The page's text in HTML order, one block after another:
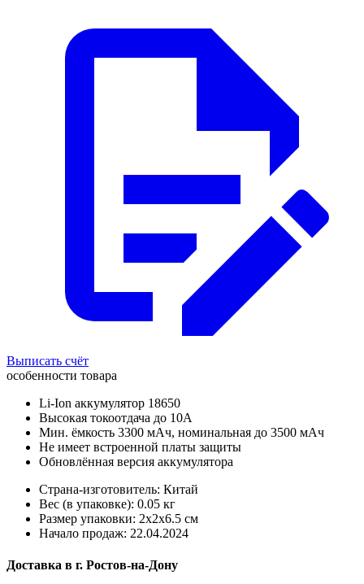
Выписать счёт
особенности товара
Li-Ion аккумулятор 18650
Высокая токоотдача до 10А
Мин. ёмкость 3300 мАч, номинальная до 3500 мАч
Не имеет встроенной платы защиты
Обновлённая версия аккумулятора
Страна-изготовитель: Китай
Вес (в упаковке): 0.05 кг
Размер упаковки: 2x2x6.5 см
Начало продаж: 22.04.2024
Доставка в г. Ростов-на-Дону